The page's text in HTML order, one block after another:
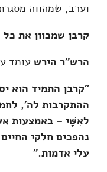
וערב, שמהווה
קרבן שמכוון את כל
הרש"ר הירש עומד
"קרבן התמיד הוא
ההתקרבות לה',
לאִשָּׁי – באמצעות
נהפכים חלקי
עלי אדמות."